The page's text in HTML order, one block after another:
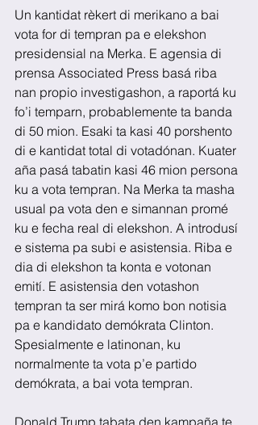
Un kantidat rèkert di merikano a bai
vota for di tempran pa e elekshon
presidensial na Merka. E agensia di
prensa Associated Press basá riba
nan propio investigashon, a raportá ku
fo’i temparn, probablemente ta banda
di 50 mion. Esaki ta kasi 40 porshento
di e kantidat total di votadónan. Kuater
aña pasá tabatin kasi 46 mion persona
ku a vota tempran. Na Merka ta masha
usual pa vota den e simannan promé
ku e fecha real di elekshon. A introdusí
e sistema pa subi e asistensia. Riba e
dia di elekshon ta konta e votonan
emití. E asistensia den votashon
tempran ta ser mirá komo bon notisia
pa e kandidato demókrata Clinton.
Spesialmente e latinonan, ku
normalmente ta vota p’e partido
demókrata, a bai vota tempran.